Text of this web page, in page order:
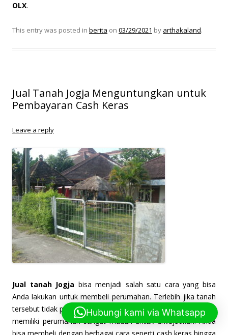
OLX.
This entry was posted in berita on 03/29/2021 by arthakaland.
Jual Tanah Jogja Menguntungkan untuk
Pembayaran Cash Keras
Leave a reply
Jual tanah Jogja bisa menjadi salah satu cara yang bisa
Anda lakukan untuk membeli perumahan. Terlebih jika tanah
tersebut tidak produktif dan hanya menjadi lahan kosong. Kini
memiliki perumahan sangat mudah untuk diwujudkan. Anda
Hubungi kami via Whatsapp